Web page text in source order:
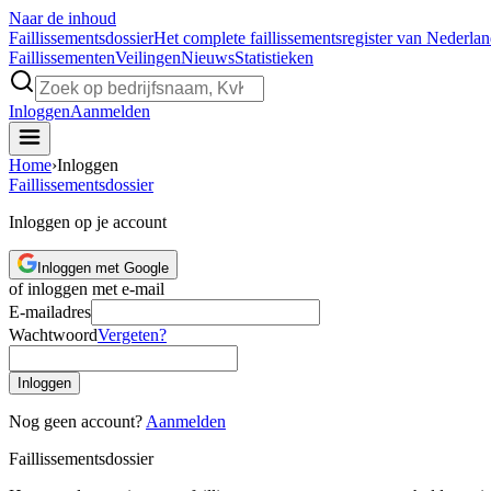
Naar de inhoud
FaillissementsdossierHet complete faillissementsregister van
FaillissementenVeilingenNieuwsStatistieken
InloggenAanmelden
Home›Inloggen
Faillissementsdossier
Inloggen op je account
Inloggen met Google
of inloggen met e-mail
E-mailadres
WachtwoordVergeten?
Inloggen
Nog geen account? Aanmelden
Faillissementsdossier